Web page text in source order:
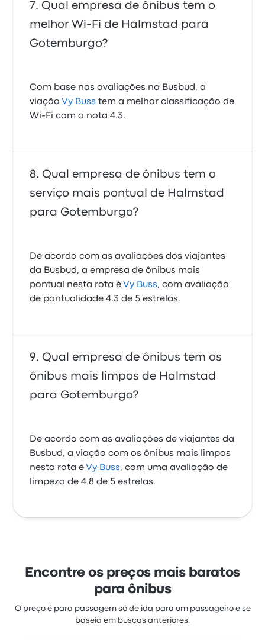
Qual empresa de ônibus tem o
melhor Wi-Fi de Halmstad para
Gotemburgo?
Com base nas avaliações na Busbud, a
viação Vy Buss tem a melhor classificação de
Wi-Fi com a nota 4.3.
Qual empresa de ônibus tem o
serviço mais pontual de Halmstad
para Gotemburgo?
De acordo com as avaliações dos viajantes
da Busbud, a empresa de ônibus mais
pontual nesta rota é Vy Buss, com avaliação
de pontualidade 4.3 de 5 estrelas.
Qual empresa de ônibus tem os
ônibus mais limpos de Halmstad
para Gotemburgo?
De acordo com as avaliações de viajantes da
Busbud, a viação com os ônibus mais limpos
nesta rota é Vy Buss, com uma avaliação de
limpeza de 4.8 de 5 estrelas.
Encontre os preços mais baratos
para ônibus
O preço é para passagem só de ida para um passageiro e se
baseia em buscas anteriores.